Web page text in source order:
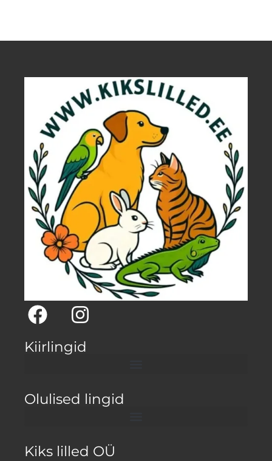
Kiirlingid
Olulised lingid
Kiks lilled OÜ